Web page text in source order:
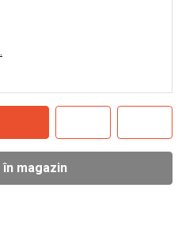
magazin